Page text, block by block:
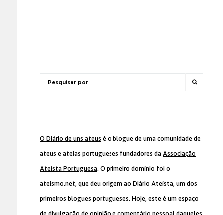
O Diário de uns ateus é o blogue de uma comunidade de
ateus e ateias portugueses fundadores da Associação
Ateísta Portuguesa. O primeiro domínio foi o
ateismo.net, que deu origem ao Diário Ateísta, um dos
primeiros blogues portugueses. Hoje, este é um espaço
de divulgação de opinião e comentário pessoal daqueles